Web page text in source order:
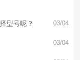
型号呢？ 03/04
03/04